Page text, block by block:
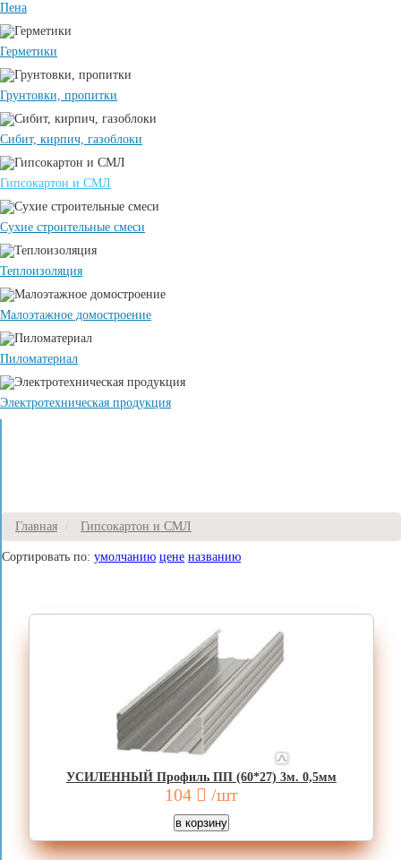
Пена
Герметики
Грунтовки, пропитки
Сибит, кирпич, газоблоки
Гипсокартон и СМЛ
Сухие строительные смеси
Теплоизоляция
Малоэтажное домостроение
Пиломатериал
Электротехническая продукция
Главная Гипсокартон и СМЛ
Сортировать по: умолчанию цене названию
УСИЛЕННЫЙ Профиль ПП (60*27) 3м. 0,5мм
104 /шт